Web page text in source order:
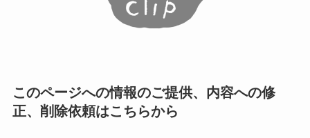
このページへの情報のご提供、内容への修
正、削除依頼はこちらから